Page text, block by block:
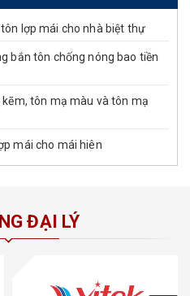
lợp mái cho nhà biệt thự
bắn tôn chống nóng bao tiền
tôn mạ màu và tôn mạ
mái cho mái hiên
ĐẠI LÝ